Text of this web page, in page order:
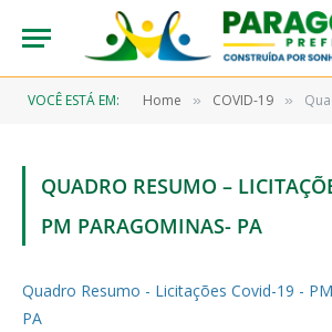
VOCÊ ESTÁ EM: Home » COVID-19 » Quadro
QUADRO RESUMO –
PM PARAGOMINAS- PA
Quadro Resumo - Licitações Covid-19 -
PA